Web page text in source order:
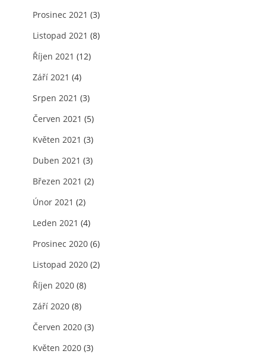
Prosinec 2021 (3)
Listopad 2021 (8)
Říjen 2021 (12)
Září 2021 (4)
Srpen 2021 (3)
Červen 2021 (5)
Květen 2021 (3)
Duben 2021 (3)
Březen 2021 (2)
Únor 2021 (2)
Leden 2021 (4)
Prosinec 2020 (6)
Listopad 2020 (2)
Říjen 2020 (8)
Září 2020 (8)
Červen 2020 (3)
Květen 2020 (3)